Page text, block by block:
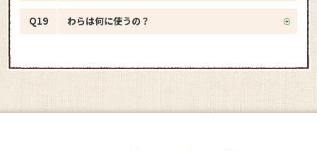
Q19 わらは何に使うの？